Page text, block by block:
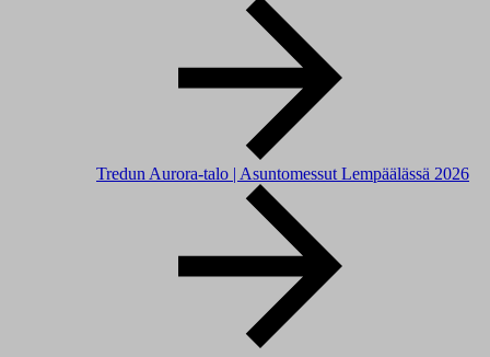
Tredun Aurora-talo | Asuntomessut Lempäälässä 2026